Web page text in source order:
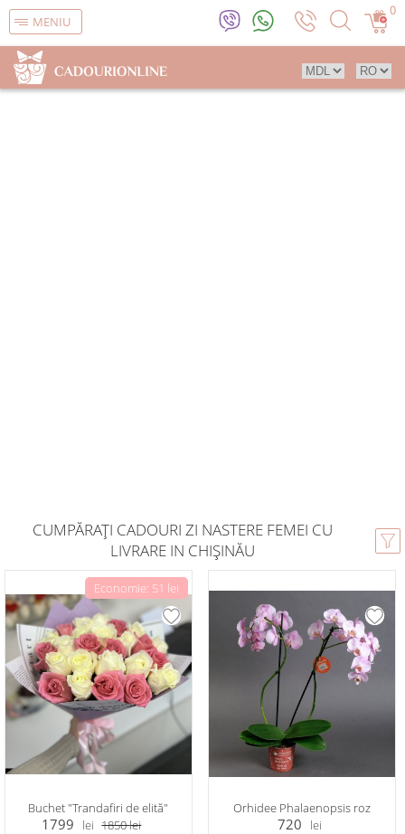
MENIU
0
CUMPĂRAȚI CADOURI ZI NASTERE FEMEI CU
LIVRARE IN CHIȘINĂU
Economie: 51 lei
Buchet "Trandafiri de elită"
1799 lei 1850lei
Orhidee Phalaenopsis roz
720 lei